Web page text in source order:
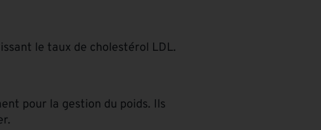
le taux de cholestérol LDL.
pour la gestion du poids. Ils